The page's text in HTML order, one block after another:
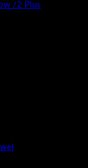
/2 Plus